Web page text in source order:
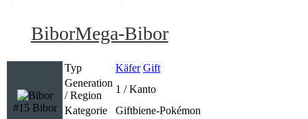
BiborMega-Bibor
#15 Bibor
Typ Käfer Gift
Generation
/ Region
1 / Kanto
Kategorie
Giftbiene-Pokémon